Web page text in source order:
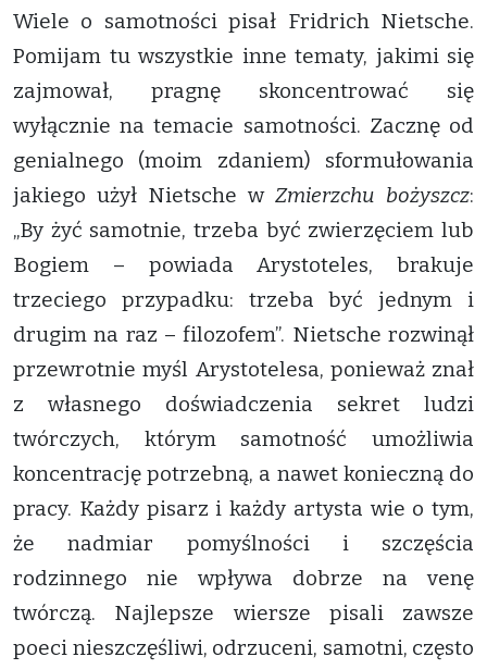
Wiele o samotności pisał Fridrich Nietsche.
Pomijam tu wszystkie inne tematy, jakimi się
zajmował, pragnę skoncentrować się
wyłącznie na temacie samotności. Zacznę od
genialnego (moim zdaniem) sformułowania
jakiego użył Nietsche w Zmierzchu bożyszcz:
„By żyć samotnie, trzeba być zwierzęciem lub
Bogiem – powiada Arystoteles, brakuje
trzeciego przypadku: trzeba być jednym i
drugim na raz – filozofem”. Nietsche rozwinął
przewrotnie myśl Arystotelesa, ponieważ znał
z własnego doświadczenia sekret ludzi
twórczych, którym samotność umożliwia
koncentrację potrzebną, a nawet konieczną do
pracy. Każdy pisarz i każdy artysta wie o tym,
że nadmiar pomyślności i szczęścia
rodzinnego nie wpływa dobrze na venę
twórczą. Najlepsze wiersze pisali zawsze
poeci nieszczęśliwi, odrzuceni, samotni, często